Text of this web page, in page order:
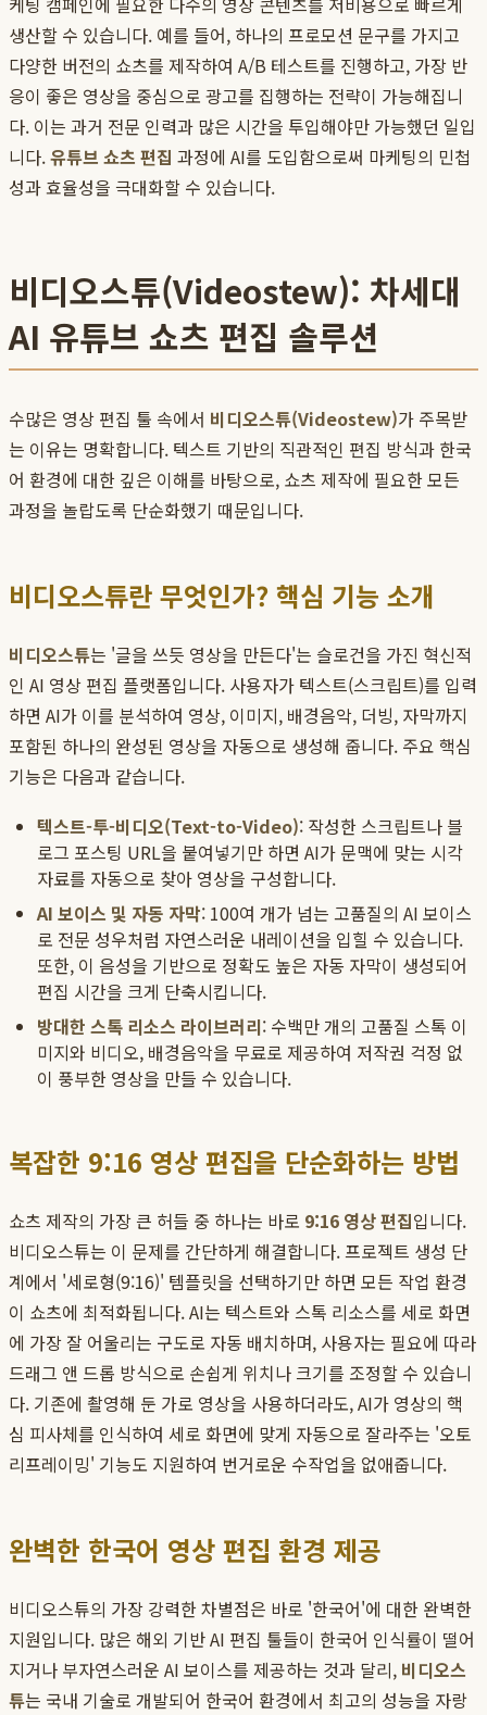
생산할 수 있습니다. 예를 들어, 하나의 프로모션 문구를 가지고
다양한 버전의 쇼츠를 제작하여 A/B 테스트를 진행하고, 가장 반
응이 좋은 영상을 중심으로 광고를 집행하는 전략이 가능해집니
다. 이는 과거 전문 인력과 많은 시간을 투입해야만 가능했던 일입
니다.유튜브 쇼츠 편집 과정에 AI를 도입함으로써 마케팅의 민첩
성과 효율성을 극대화할 수 있습니다.
비디오스튜(Videostew): 차세대
AI 유튜브 쇼츠 편집 솔루션
수많은 영상 편집 툴 속에서 비디오스튜(Videostew)가 주목받
는 이유는 명확합니다. 텍스트 기반의 직관적인 편집 방식과 한국
어 환경에 대한 깊은 이해를 바탕으로, 쇼츠 제작에 필요한 모든
과정을 놀랍도록 단순화했기 때문입니다.
비디오스튜란 무엇인가? 핵심 기능 소개
비디오스튜는 '글을 쓰듯 영상을 만든다'는 슬로건을 가진 혁신적
인 AI 영상 편집 플랫폼입니다. 사용자가 텍스트(스크립트)를 입력
하면 AI가 이를 분석하여 영상, 이미지, 배경음악, 더빙, 자막까지
포함된 하나의 완성된 영상을 자동으로 생성해 줍니다. 주요 핵심
기능은 다음과 같습니다.
텍스트-투-비디오(Text-to-Video): 작성한 스크립트나 블
로그 포스팅 URL을 붙여넣기만 하면 AI가 문맥에 맞는 시각
자료를 자동으로 찾아 영상을 구성합니다.
AI 보이스 및 자동 자막: 100여 개가 넘는 고품질의 AI 보이스
로 전문 성우처럼 자연스러운 내레이션을 입힐 수 있습니다.
또한, 이 음성을 기반으로 정확도 높은 자동 자막이 생성되어
편집 시간을 크게 단축시킵니다.
방대한 스톡 리소스 라이브러리: 수백만 개의 고품질 스톡 이
미지와 비디오, 배경음악을 무료로 제공하여 저작권 걱정 없
이 풍부한 영상을 만들 수 있습니다.
복잡한 9:16 영상 편집을 단순화하는 방법
쇼츠 제작의 가장 큰 허들 중 하나는 바로 9:16 영상 편집입니다.
비디오스튜는 이 문제를 간단하게 해결합니다. 프로젝트 생성 단
계에서 '세로형(9:16)' 템플릿을 선택하기만 하면 모든 작업 환경
이 쇼츠에 최적화됩니다. AI는 텍스트와 스톡 리소스를 세로 화면
에 가장 잘 어울리는 구도로 자동 배치하며, 사용자는 필요에 따라
드래그 앤 드롭 방식으로 손쉽게 위치나 크기를 조정할 수 있습니
다. 기존에 촬영해 둔 가로 영상을 사용하더라도, AI가 영상의 핵
심 피사체를 인식하여 세로 화면에 맞게 자동으로 잘라주는 '오토
리프레이밍' 기능도 지원하여 번거로운 수작업을 없애줍니다.
완벽한 한국어 영상 편집 환경 제공
비디오스튜의 가장 강력한 차별점은 바로 '한국어'에 대한 완벽한
지원입니다. 많은 해외 기반 AI 편집 툴들이 한국어 인식률이 떨어
지거나 부자연스러운 AI 보이스를 제공하는 것과 달리, 비디오스
튜는 국내 기술로 개발되어 한국어 환경에서 최고의 성능을 자랑